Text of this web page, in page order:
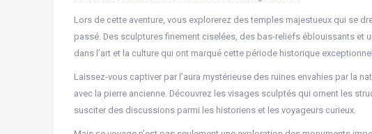
Lors de cette aventure, vous explorerez des temples majestueux qui se
passé. Des sculptures finement ciselées, des bas-reliefs éblouissants et
dans l’art et la culture qui ont marqué cette période historique
Laissez-vous captiver par l’aura mystérieuse des ruines envahies par la
avec la pierre ancienne. Découvrez les visages sculptés qui ornent les
susciter des discussions parmi les historiens et les voyageurs curieux.